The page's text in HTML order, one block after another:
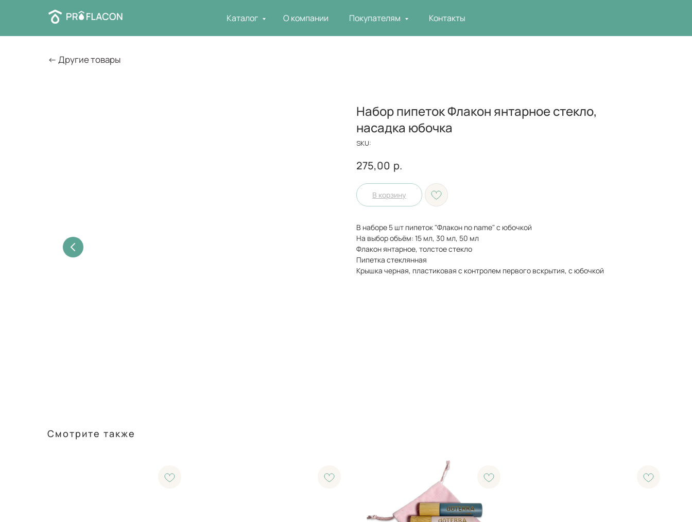
Каталог О компании Покупателям Контакты
← Другие товары
Набор пипеток Флакон янтарное стекло,
насадка юбочка
SKU:
275,00 р.
В корзину
В наборе 5 шт пипеток "Флакон no name" с юбочкой
На выбор объём: 15 мл, 30 мл, 50 мл
Флакон янтарное, толстое стекло
Пипетка стеклянная
Крышка черная, пластиковая с контролем первого вскрытия, с юбочкой
Смотрите также